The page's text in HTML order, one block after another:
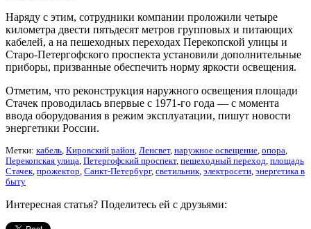
Наряду с этим, сотрудники компании проложили четыре
километра двести пятьдесят метров групповых и питающих
кабелей, а на пешеходных переходах Перекопской улицы и
Старо-Петергофского проспекта установили дополнительные
приборы, призванные обеспечить норму яркости освещения.
Отметим, что реконструкция наружного освещения площади
Стачек проводилась впервые с 1971-го года — с момента
ввода оборудования в режим эксплуатации, пишут новости
энергетики России.
Метки: кабель, Кировский район, Ленсвет, наружное освещение, опора,
Перекопская улица, Петергофский проспект, пешеходный переход, площадь
Стачек, прожектор, Санкт-Петербург, светильник, электросети, энергетика в
быту
Интересная статья? Поделитесь ей с друзьями: